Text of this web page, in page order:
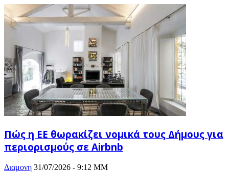
Πώς η ΕΕ θωρακίζει νομικά τους Δήμους για
περιορισμούς σε Airbnb
Διαμονη 31/07/2026 - 9:12 ΜΜ